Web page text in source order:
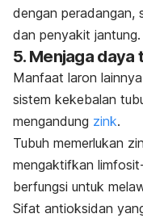
dengan peradangan,
dan penyakit jantung.
5. Menjaga daya
Manfaat laron
sistem kekebalan
mengandung zink.
Tubuh memerlukan
mengaktifkan
berfungsi untuk
Sifat antioksidan